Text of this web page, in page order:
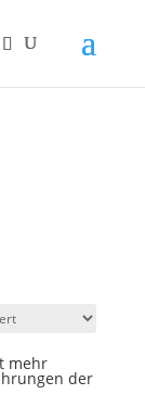
mehr
der